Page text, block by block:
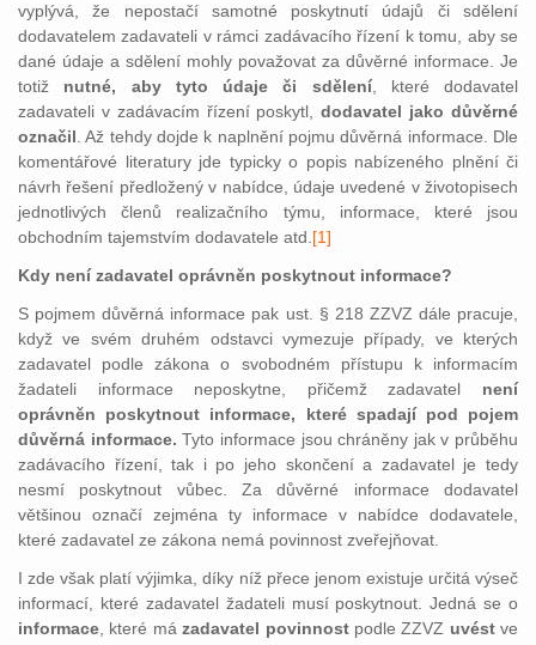
vyplývá, že nepostačí samotné poskytnutí údajů či sdělení
dodavatelem zadavateli v rámci zadávacího řízení k tomu, aby se
dané údaje a sdělení mohly považovat za důvěrné informace. Je
totiž nutné, aby tyto údaje či sdělení, které dodavatel
zadavateli v zadávacím řízení poskytl,dodavatel jako důvěrné
označil . Až tehdy dojde k naplnění pojmu důvěrná informace. Dle
komentářové literatury jde typicky o popis nabízeného plnění či
návrh řešení předložený v nabídce, údaje uvedené v životopisech
jednotlivých členů realizačního týmu, informace, které jsou
obchodním tajemstvím dodavatele atd. [1]
Kdy není zadavatel oprávněn poskytnout informace?
S pojmem důvěrná informace pak ust. § 218 ZZVZ dále pracuje,
když ve svém druhém odstavci vymezuje případy, ve kterých
zadavatel podle zákona o svobodném přístupu k informacím
žadateli informace neposkytne, přičemž zadavatel není
oprávněn poskytnout informace, které spadají pod pojem
důvěrná informace. Tyto informace jsou chráněny jak v průběhu
zadávacího řízení, tak i po jeho skončení a zadavatel je tedy
nesmí poskytnout vůbec. Za důvěrné informace dodavatel
většinou označí zejména ty informace v nabídce dodavatele,
které zadavatel ze zákona nemá povinnost zveřejňovat.
I zde však platí výjimka, díky níž přece jenom existuje určitá výseč
informací, které zadavatel žadateli musí poskytnout. Jedná se o
informace , které mázadavatel povinnostpodle ZZVZ uvéstve